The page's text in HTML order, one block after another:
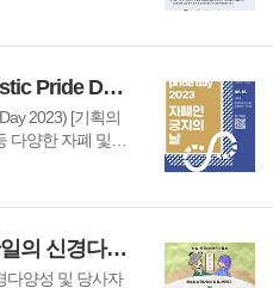
2023 자폐인 긍지의 날(Autistic Pride Day 2023)
2023) [기획의
다양한 자폐 및
만 자폐인의 권
다. 이에 세바다
하는 계기로 만
(토) - 18일(일)
한일 신경다양인 교류회: 한일의 신경다양성 및 당사자연구
다양성 및 당사자